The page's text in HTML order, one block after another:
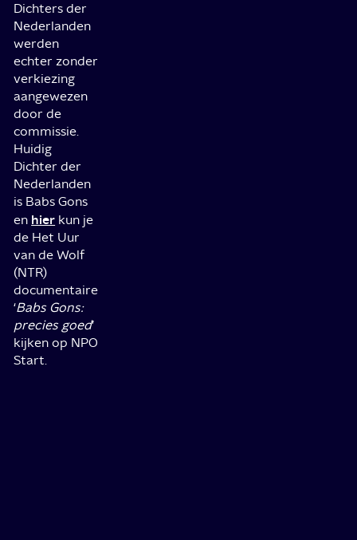
Dichters der
Nederlanden
werden
echter zonder
verkiezing
aangewezen
door de
commissie.
Huidig
Dichter der
Nederlanden
is Babs Gons
en hier kun je
de Het Uur
van de Wolf
(NTR)
documentaire
‘Babs Gons:
precies goed’
kijken op NPO
Start.